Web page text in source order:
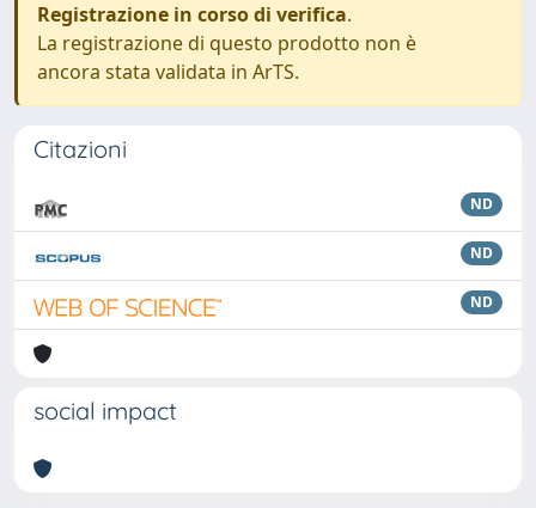
Registrazione in corso di verifica.
La registrazione di questo prodotto non è
ancora stata validata in ArTS.
Citazioni
ND
ND
ND
social impact